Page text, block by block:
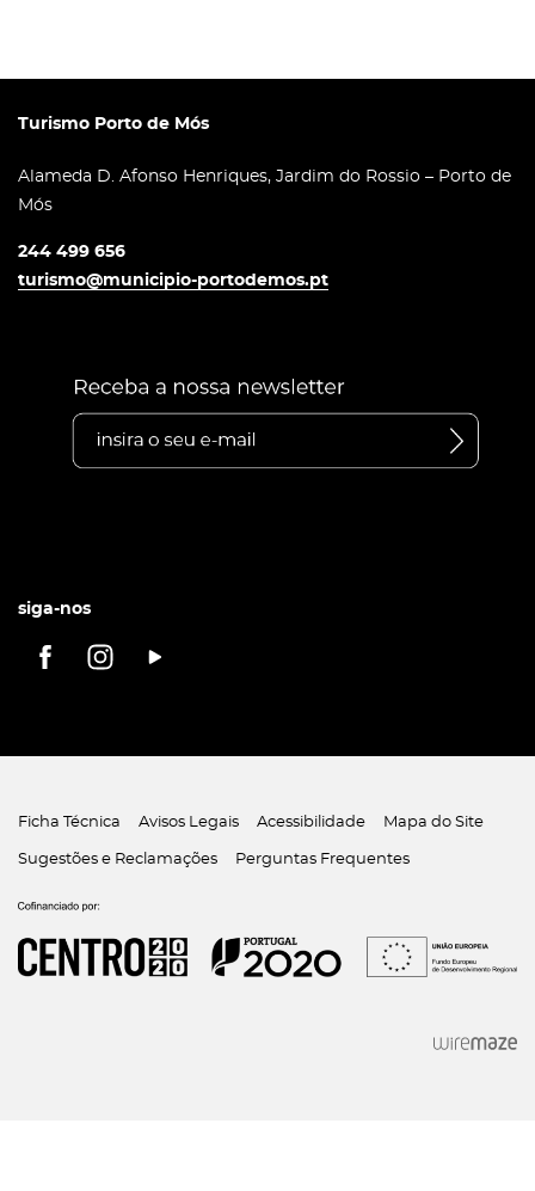
Turismo Porto de Mós
Alameda D. Afonso Henriques, Jardim do Rossio – Porto de
Mós
244 499 656
turismo@municipio-portodemos.pt
siga-nos
Ficha Técnica Avisos Legais Acessibilidade Mapa do Site
Sugestões e Reclamações Perguntas Frequentes